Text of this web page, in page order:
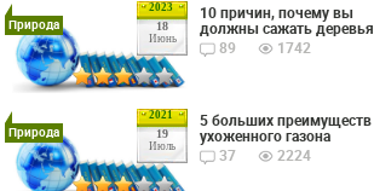
2023
18
Июнь
Природа
10 причин, почему вы
должны сажать деревья
89
1742
2021
19
Июль
Природа
5 больших преимуществ
ухоженного газона
37
2224